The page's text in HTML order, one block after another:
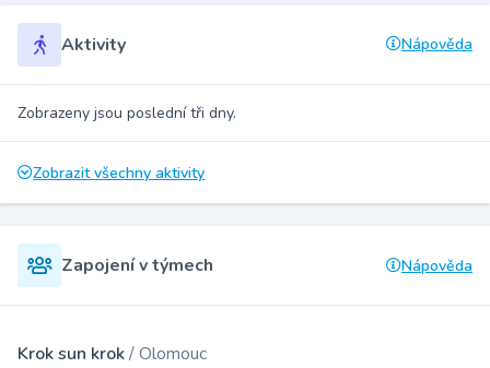
Aktivity Nápověda
Zobrazeny jsou poslední tři dny.
Zobrazit všechny aktivity
Zapojení v týmech Nápověda
Krok sun krok/ Olomouc